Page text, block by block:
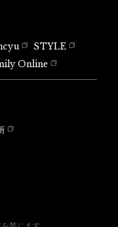
STYLE
Online
禁じます。